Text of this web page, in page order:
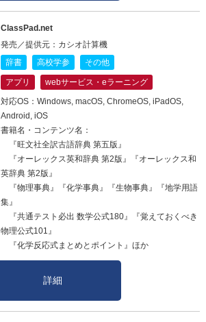
ClassPad.net
発売／提供元：カシオ計算機
辞書
高校学参 その他
アプリ
webサービス・eラーニング
対応OS：Windows, macOS, ChromeOS, iPadOS,
Android, iOS
書籍名・コンテンツ名：
『旺文社全訳古語辞典 第五版』
『オーレックス英和辞典 第2版』『オーレックス和
英辞典 第2版』
『物理事典』『化学事典』『生物事典』『地学用語
集』
『共通テスト必出 数学公式180』『覚えておくべき
物理公式101』
『化学反応式まとめとポイント』ほか
詳細